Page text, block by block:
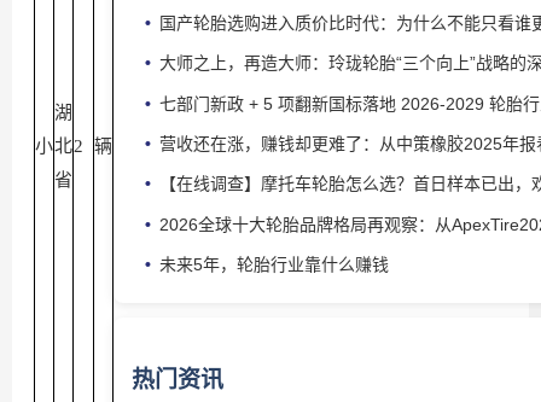
小
湖
北
省
2 辆
国产轮胎选购进入质价比时代：为什么不能只看谁
大师之上，再造大师：玲珑轮胎“三个向上”战略的
七部门新政 + 5 项翻新国标落地 2026‑2029 轮胎
营收还在涨，赚钱却更难了：从中策橡胶2025年
【在线调查】摩托车轮胎怎么选？首日样本已出，
2026全球十大轮胎品牌格局再观察：从
未来5年，轮胎行业靠什么赚钱
热门资讯